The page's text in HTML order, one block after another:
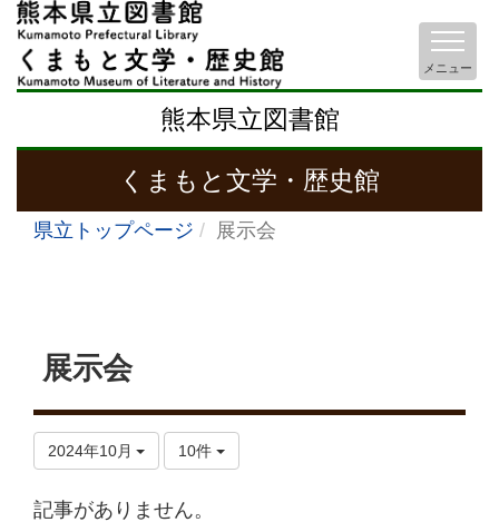
熊本県立図書館
くまもと文学・歴史館
メニュー
県立トップページ 展示会
展示会
2024年10月 10件
記事がありません。